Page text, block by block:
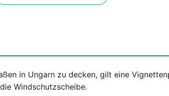
in Ungarn zu decken, gilt eine
Windschutzscheibe.